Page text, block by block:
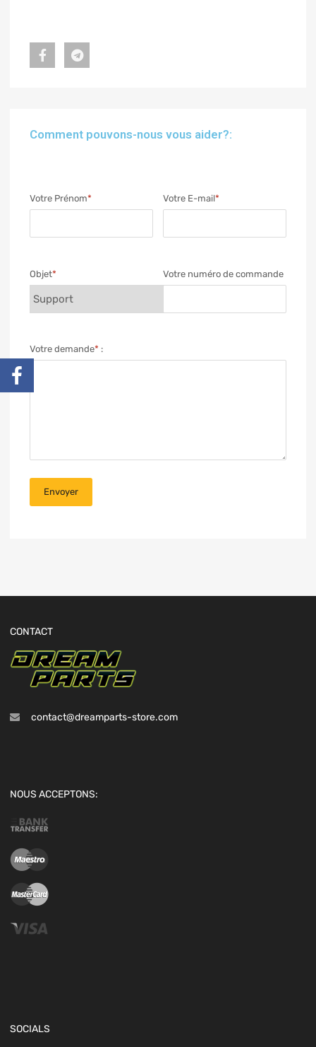
Comment pouvons-nous vous aider?:
Votre Prénom* Votre E-mail*
Objet* Votre numéro de commande
Votre demande* :
CONTACT
contact@dreamparts-store.com
NOUS ACCEPTONS:
SOCIALS